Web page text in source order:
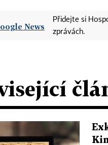
Přidejte si
zprávách.